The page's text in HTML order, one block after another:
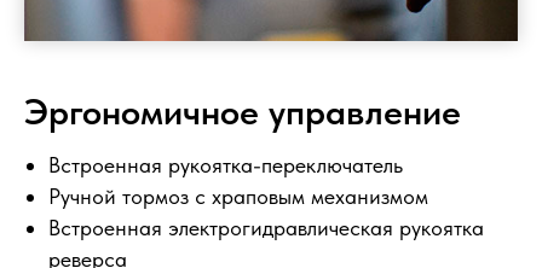
Эргономичное управление
Встроенная рукоятка-переключатель
Ручной тормоз с храповым механизмом
Встроенная электрогидравлическая рукоятка
реверса